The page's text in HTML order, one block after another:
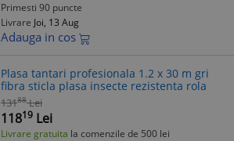
Primesti 90 puncte
Livrare Joi, 13 Aug
Adauga in cos
Plasa tantari profesionala 1.2 x 30 m gri
fibra sticla plasa insecte rezistenta rola
13188 Lei
11819 Lei
Livrare gratuita la comenzile de 500 lei